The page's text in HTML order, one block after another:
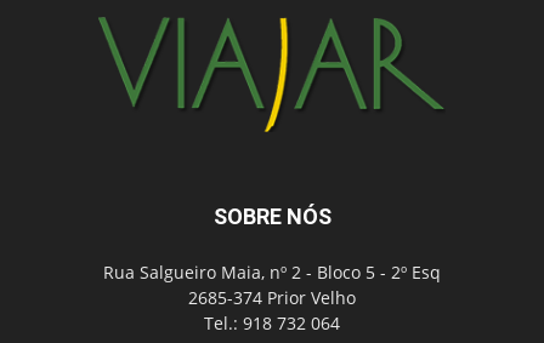
SOBRE NÓS
Rua Salgueiro Maia, nº 2 - Bloco 5 - 2º Esq
2685-374 Prior Velho
Tel.: 918 732 064